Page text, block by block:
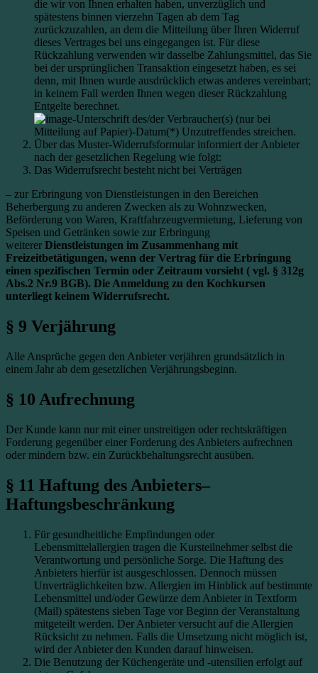
die wir von Ihnen erhalten haben, unverzüglich und
spätestens binnen vierzehn Tagen ab dem Tag
zurückzuzahlen, an dem die Mitteilung über Ihren Widerruf
dieses Vertrages bei uns eingegangen ist. Für diese
Rückzahlung verwenden wir dasselbe Zahlungsmittel, das Sie
bei der ursprünglichen Transaktion eingesetzt haben, es sei
denn, mit Ihnen wurde ausdrücklich etwas anderes vereinbart;
in keinem Fall werden Ihnen wegen dieser Rückzahlung
Entgelte berechnet.
-Unterschrift des/der Verbraucher(s) (nur bei
Mitteilung auf Papier)-Datum(*) Unzutreffendes streichen.
Über das Muster-Widerrufsformular informiert der Anbieter
nach der gesetzlichen Regelung wie folgt:
Das Widerrufsrecht besteht nicht bei Verträgen
– zur Erbringung von Dienstleistungen in den Bereichen
Beherbergung zu anderen Zwecken als zu Wohnzwecken,
Beförderung von Waren, Kraftfahrzeugvermietung, Lieferung von
Speisen und Getränken sowie zur Erbringung
weiterer Dienstleistungen im Zusammenhang mit
Freizeitbetätigungen, wenn der Vertrag für die Erbringung
einen spezifischen Termin oder Zeitraum vorsieht ( vgl. § 312g
Abs.2 Nr.9 BGB). Die Anmeldung zu den Kochkursen
unterliegt keinem Widerrufsrecht.
§ 9 Verjährung
Alle Ansprüche gegen den Anbieter verjähren grundsätzlich in
einem Jahr ab dem gesetzlichen Verjährungsbeginn.
§ 10 Aufrechnung
Der Kunde kann nur mit einer unstreitigen oder rechtskräftigen
Forderung gegenüber einer Forderung des Anbieters aufrechnen
oder mindern bzw. ein Zurückbehaltungsrecht ausüben.
§ 11 Haftung des Anbieters–
Haftungsbeschränkung
Für gesundheitliche Empfindungen oder
Lebensmittelallergien tragen die Kursteilnehmer selbst die
Verantwortung und persönliche Sorge. Die Haftung des
Anbieters hierfür ist ausgeschlossen. Dennoch müssen
Unverträglichkeiten bzw. Allergien im Hinblick auf bestimmte
Lebensmittel und/oder Gewürze dem Anbieter in Textform
(Mail) spätestens sieben Tage vor Beginn der Veranstaltung
mitgeteilt werden. Der Anbieter versucht auf die Allergien
Rücksicht zu nehmen. Falls die Umsetzung nicht möglich ist,
wird der Anbieter den Kunden darauf hinweisen.
Die Benutzung der Küchengeräte und -utensilien erfolgt auf